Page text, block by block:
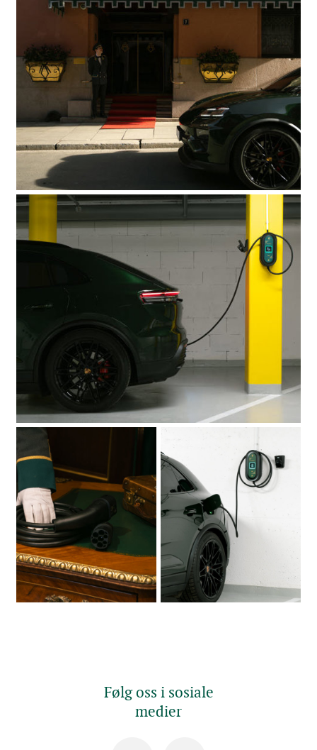
Følg oss i sosiale
medier